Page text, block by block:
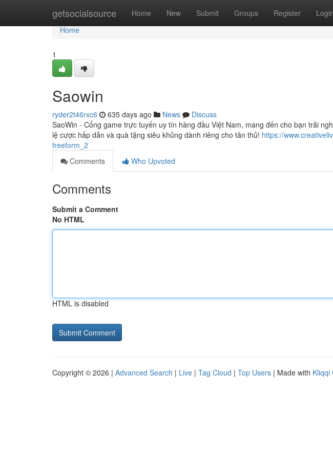
getsocialsource Home New Submit Groups Register Login
Home
Home
1
Saowin
ryder2t46rxc6 635 days ago News
Discuss
SaoWin - Cổng game trực tuyến uy tín hàng đầu Việt Nam, mang đến cho bạn trải
lệ cược hấp dẫn và quà tặng siêu khủng dành riêng cho tân thủ! https://
freeform_2
Comments
Who Upvoted
Comments
Submit a Comment
No HTML
HTML is disabled
Copyright © 2026 | Advanced Search | Live | Tag Cloud | Top Users | Made with Kliqqi